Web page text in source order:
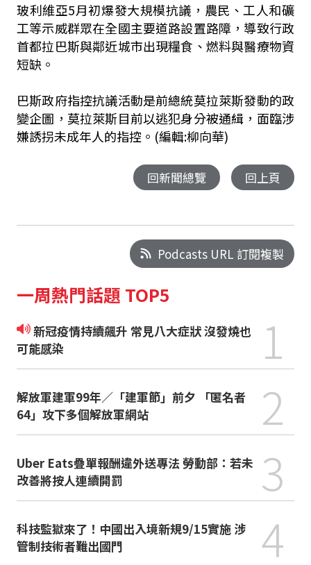
玻利維亞5月初爆發大規模抗議，農民、工人和礦
工等示威群眾在全國主要道路設置路障，導致行政
首都拉巴斯與鄰近城市出現糧食、燃料與醫療物資
短缺。
巴斯政府指控抗議活動是前總統莫拉萊斯發動的政
變企圖，莫拉萊斯目前以逃犯身分被通緝，面臨涉
嫌誘拐未成年人的指控。(編輯:柳向華)
回新聞總覽 回上頁
Podcasts URL 訂閱複製
一周熱門話題 TOP5
新冠疫情持續飆升 常見八大症狀 沒發燒也
可能感染
1
解放軍建軍99年／「建軍節」前夕 「匿名者
64」攻下多個解放軍網站
2
Uber Eats疊單報酬違外送專法 勞動部：若未
改善將按人連續開罰
3
科技監獄來了！中國出入境新規9/15實施 涉
管制技術者難出國門
4